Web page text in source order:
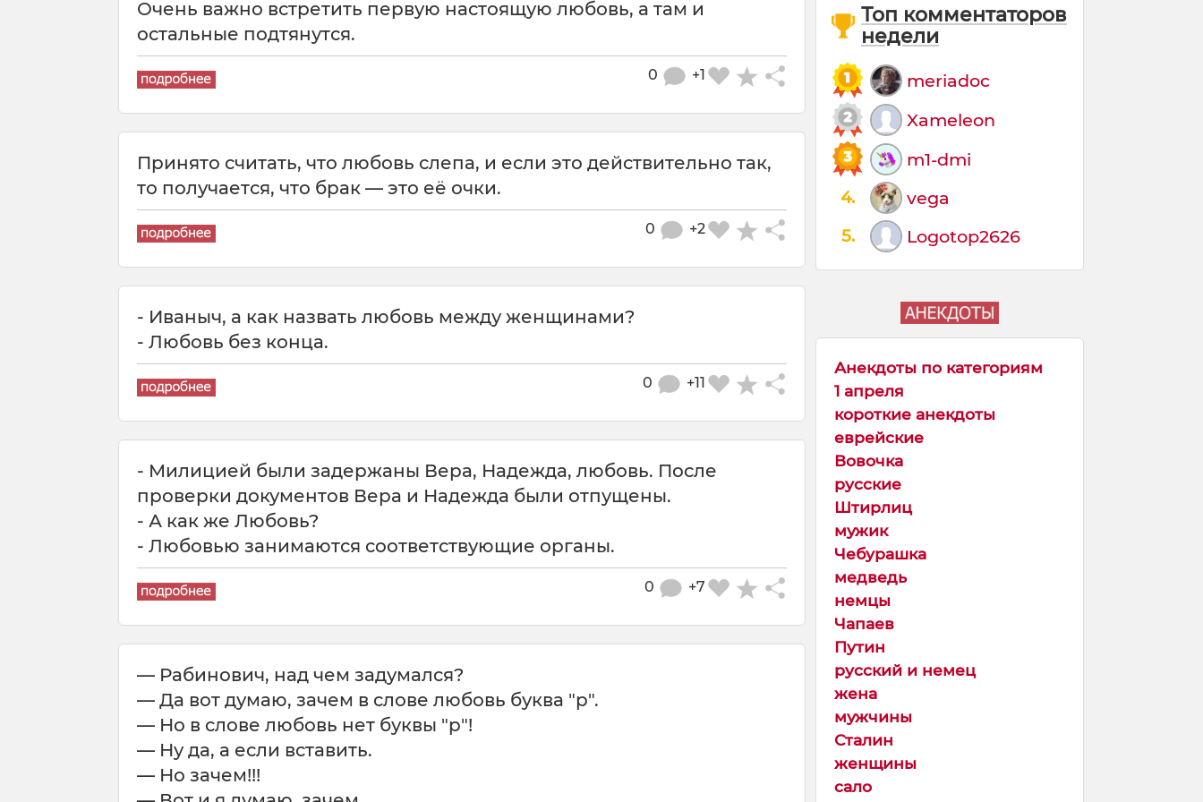
Очень важно встретить первую настоящую любовь, а там и
остальные подтянутся.
+1
0
Принято считать, что любовь слепа, и если это действительно так,
то получается, что брак — это её очки.
+2
0
- Иваныч, а как назвать любовь между женщинами?
- Любовь без конца.
+11
0
- Милицией были задержаны Вера, Надежда, любовь. После
проверки документов Вера и Надежда были отпущены.
- А как же Любовь?
- Любовью занимаются соответствующие органы.
+7
0
— Рабинович, над чем задумался?
— Да вот думаю, зачем в слове любовь буква "р".
— Но в слове любовь нет буквы "р"!
— Ну да, а если вставить.
— Но зачем!!!
Топ комментаторов
недели
meriadoc
Xameleon
m1-dmi
4. vega
5. Logotop2626
Анекдоты по категориям
1 апреля
короткие анекдоты
еврейские
Вовочка
русские
Штирлиц
мужик
Чебурашка
медведь
немцы
Чапаев
Путин
русский и немец
жена
мужчины
Сталин
женщины
сало